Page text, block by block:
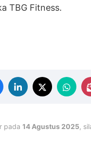
TBG Fitness.
pada 14 Agustus 2025,